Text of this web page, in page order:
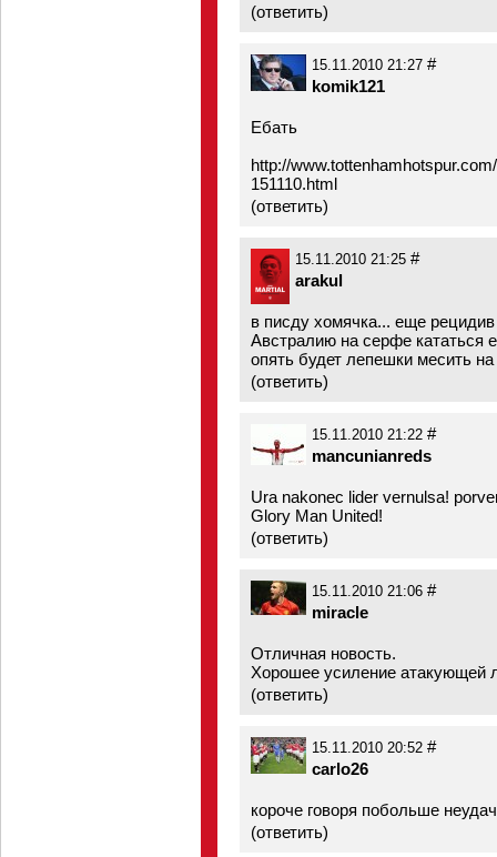
(ответить)
15.11.2010 21:27 #
komik121
Eбать
http://
151110.html
(ответить)
15.11.2010 21:25 #
arakul
в писду хомячка... еще рецидив
Австралию на серфе кататься
опять будет лепешки месить
(ответить)
15.11.2010 21:22 #
mancunianreds
Ura nakonec lider vernulsa!
Glory Man United!
(ответить)
15.11.2010 21:06 #
miracle
Отличная новость.
Хорошее усиление атакующей
(ответить)
15.11.2010 20:52 #
carlo26
короче говоря побольше
(ответить)